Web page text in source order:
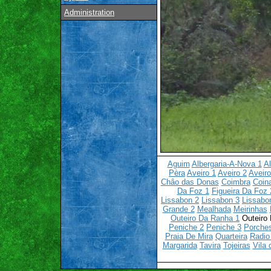
Administration
Aguim Albergaria-A-Nova 1
Pèra Aveiro 1 Aveiro 2
Châo das Donas Coimbra
Da Foz 1 Figueira Da Foz
Lissabon 2 Lissabon 3
Grande 2 Mealhada Meirinhas
Outeiro Da Ranha 1 Outeiro
Peniche 2 Peniche 3
Praia De Mira Quarteira
Margarida Tavira Tojeiras Vila